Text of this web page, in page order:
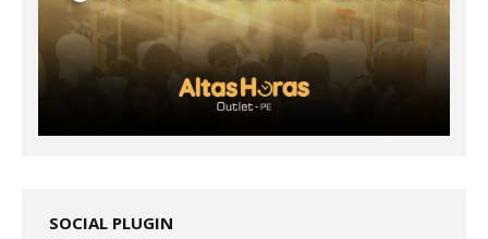
SOCIAL PLUGIN